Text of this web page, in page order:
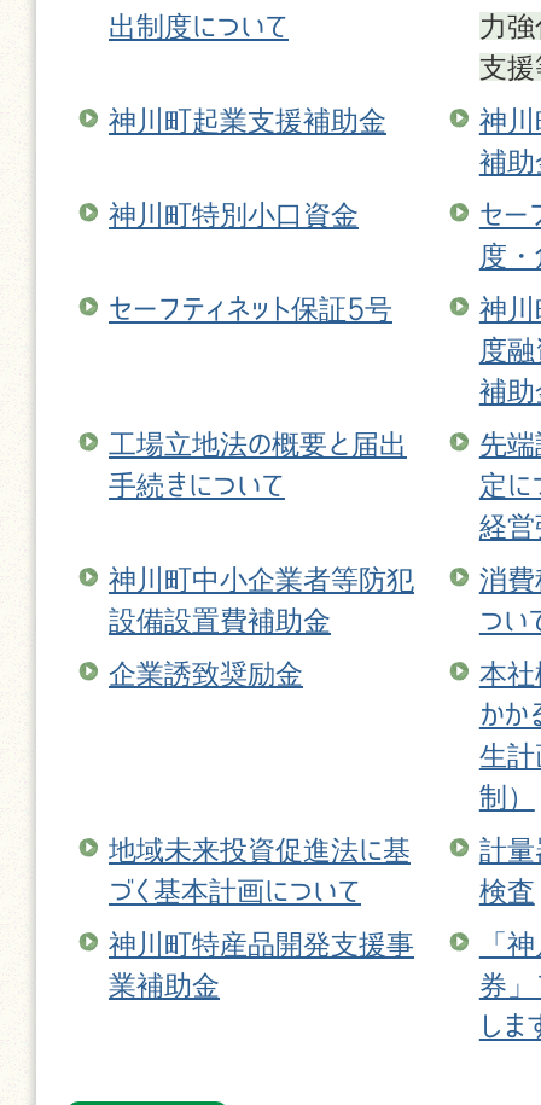
出制度について
力強
支
神川町起業支援補助金
神川
補助
神川町特別小口資金
セー
度
セーフティネット保証5号
神川
度
補助
工場立地法の概要と届出
手続きについて
先端
定に
経営
神川町中小企業者等防犯
設備設置費補助金
消費
つい
企業誘致奨励金
本社
かか
生計
制）
地域未来投資促進法に基
づく基本計画について
計量
検査
神川町特産品開発支援事
業補助金
「
券」
しま